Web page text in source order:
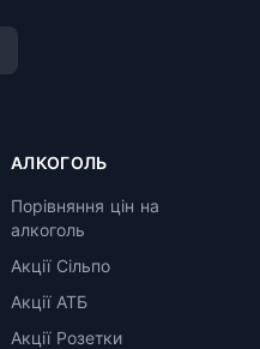
АЛКОГОЛЬ
Порівняння цін на
алкоголь
Акції Сільпо
Акції АТБ
Акції Розетки